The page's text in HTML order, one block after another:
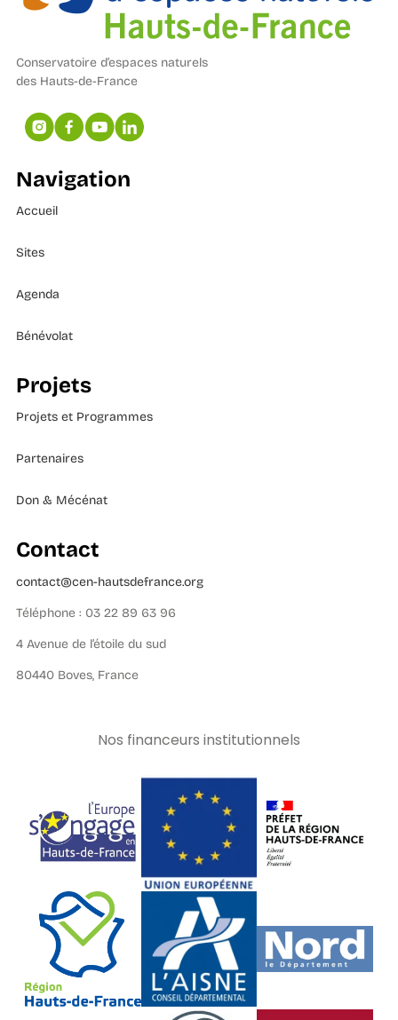
Conservatoire d’espaces naturels
des Hauts-de-France
Navigation
Accueil
Sites
Agenda
Bénévolat
Projets
Projets et Programmes
Partenaires
Don & Mécénat
Contact
contact@cen-hautsdefrance.org
Téléphone : 03 22 89 63 96
4 Avenue de l’étoile du sud
80440 Boves, France
Nos financeurs institutionnels